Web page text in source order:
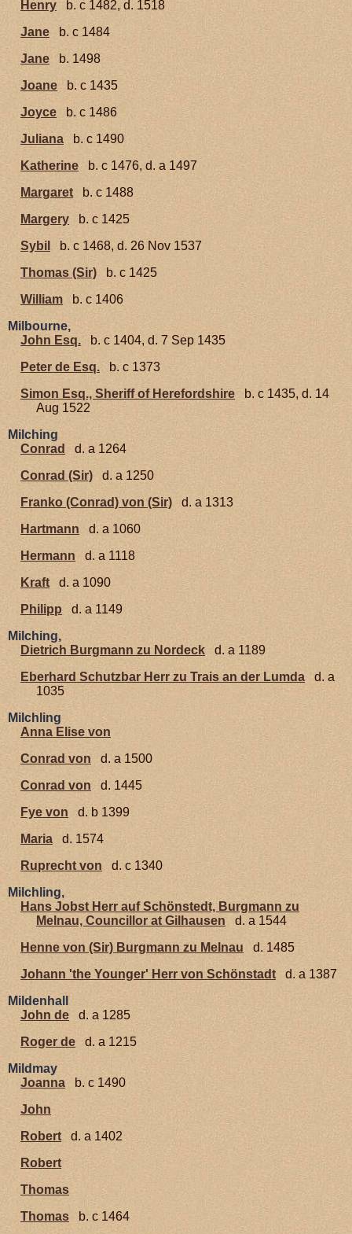
Henry
b. c 1482, d. 1518
Jane
b. c 1484
Jane
b. 1498
Joane
b. c 1435
Joyce
b. c 1486
Juliana
b. c 1490
Katherine
b. c 1476, d. a 1497
Margaret
b. c 1488
Margery
b. c 1425
Sybil
b. c 1468, d. 26 Nov 1537
Thomas (Sir)
b. c 1425
William
b. c 1406
Milbourne,
John Esq. b. c 1404, d. 7 Sep 1435
Peter de Esq.
b. c 1373
Simon Esq., Sheriff of Herefordshire
b. c 1435, d. 14
Aug 1522
Milching
Conrad
d. a 1264
Conrad (Sir)
d. a 1250
Franko (Conrad) von (Sir)
d. a 1313
Hartmann
d. a 1060
Hermann
d. a 1118
Kraft
d. a 1090
Philipp
d. a 1149
Milching,
Dietrich Burgmann zu Nordeck
d. a 1189
Eberhard Schutzbar Herr zu Trais an der Lumda
d. a
1035
Milchling
Anna Elise von
Conrad von
d. a 1500
Conrad von
d. 1445
Fye von
d. b 1399
Maria
d. 1574
Ruprecht von
d. c 1340
Milchling,
Hans Jobst Herr auf Schönstedt, Burgmann zu
Melnau, Councillor at Gilhausen
d. a 1544
Henne von (Sir) Burgmann zu Melnau
d. 1485
Johann 'the Younger' Herr von Schönstadt
d. a 1387
Mildenhall
John de
d. a 1285
Roger de
d. a 1215
Mildmay
Joanna
b. c 1490
John
Robert
d. a 1402
Robert
Thomas
Thomas
b. c 1464